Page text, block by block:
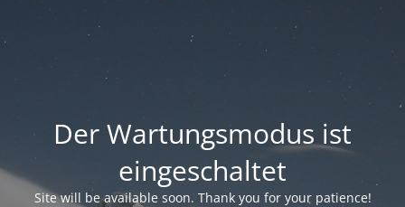
Der Wartungsmodus ist
eingeschaltet
Site will be available soon. Thank you for your patience!